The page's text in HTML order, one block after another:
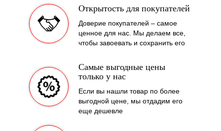
Открытость для покупателей
Доверие покупателей – самое
ценное для нас. Мы делаем все,
чтобы завоевать и сохранить его
Самые выгодные цены
только у нас
Если вы нашли товар по более
выгодной цене, мы отдадим его
еще дешевле